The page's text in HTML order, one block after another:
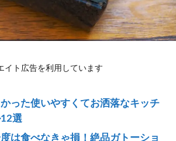
イト広告を利用しています
った使いやすくてお洒落なキッチ
選
は食べなきゃ損！絶品ガトーショ